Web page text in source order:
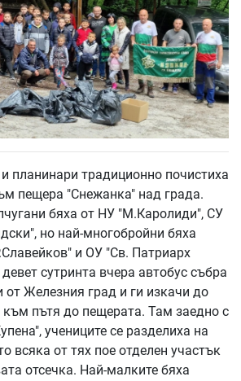
планинари традиционно почистиха
пещера "Снежанка" над града.
бяха от НУ "М.Каролиди", СУ
но най-многобройни бяха
и ОУ "Св. Патриарх
сутринта вчера автобус събра
от Железния град и ги изкачи до
към пътя до пещерата. Там заедно с
учениците се разделиха на
всяка от тях пое отделен участък
отсечка. Най-малките бяха